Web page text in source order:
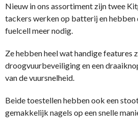
Nieuw in ons assortiment zijn twee
tackers werken op batterij en hebben
fuelcell meer nodig.
Ze hebben heel wat handige features
droogvuurbeveiliging en een
van de vuursnelheid.
Beide toestellen hebben ook een
gemakkelijk nagels op een snelle